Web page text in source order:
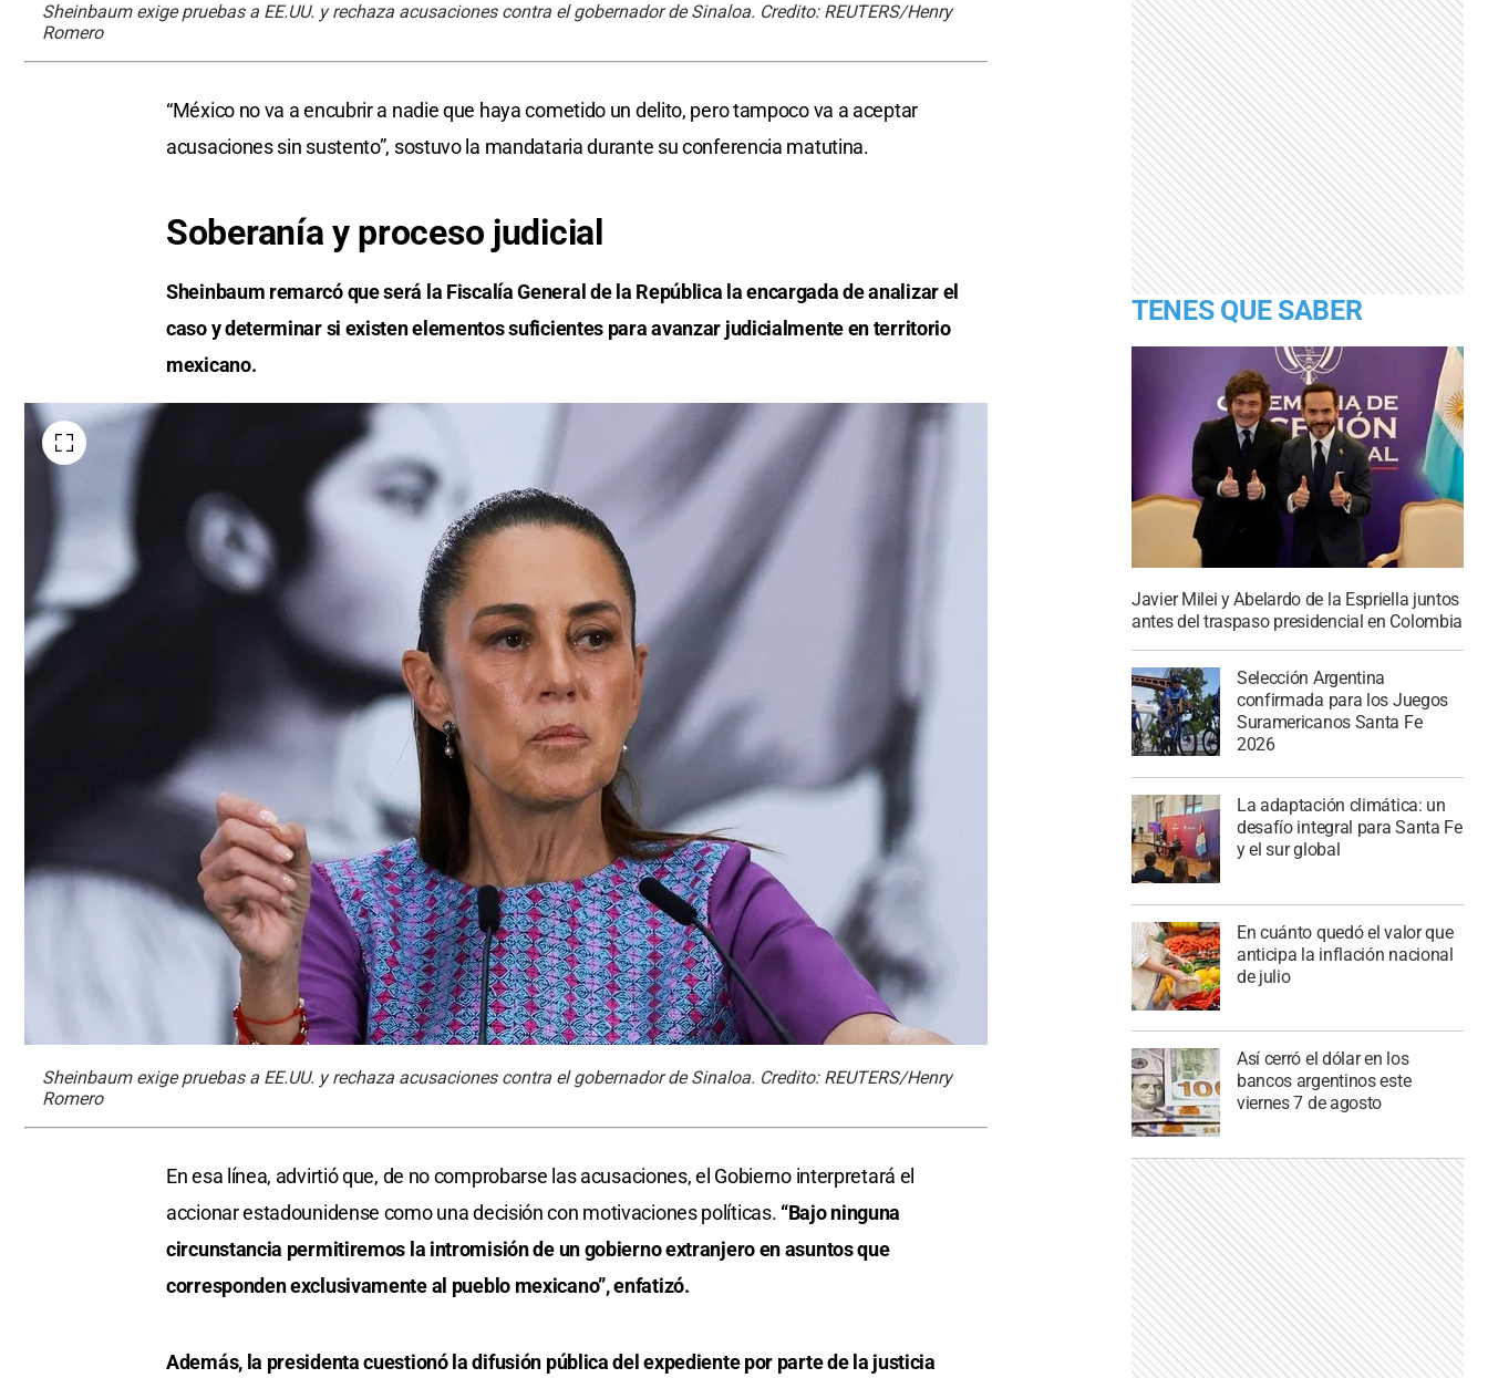
Sheinbaum exige pruebas a EE.UU. y rechaza acusaciones contra el gobernador de Sinaloa. Credito: REUTERS/Henry
Romero
“México no va a encubrir a nadie que haya cometido un delito, pero tampoco va a aceptar
acusaciones sin sustento”, sostuvo la mandataria durante su conferencia matutina.
Soberanía y proceso judicial
Sheinbaum remarcó que será la Fiscalía General de la República la encargada de analizar el
caso y determinar si existen elementos suficientes para avanzar judicialmente en territorio
mexicano.
Sheinbaum exige pruebas a EE.UU. y rechaza acusaciones contra el gobernador de Sinaloa. Credito: REUTERS/Henry
Romero
En esa línea, advirtió que, de no comprobarse las acusaciones, el Gobierno interpretará el
accionar estadounidense como una decisión con motivaciones políticas. “Bajo ninguna
circunstancia permitiremos la intromisión de un gobierno extranjero en asuntos que
corresponden exclusivamente al pueblo mexicano”, enfatizó.
Además, la presidenta cuestionó la difusión pública del expediente por parte de la justicia
TENES QUE SABER
Javier Milei y Abelardo de la Espriella juntos
antes del traspaso presidencial en Colombia
Selección Argentina
confirmada para los Juegos
Suramericanos Santa Fe
2026
La adaptación climática: un
desafío integral para Santa Fe
y el sur global
En cuánto quedó el valor que
anticipa la inflación nacional
de julio
Así cerró el dólar en los
bancos argentinos este
viernes 7 de agosto